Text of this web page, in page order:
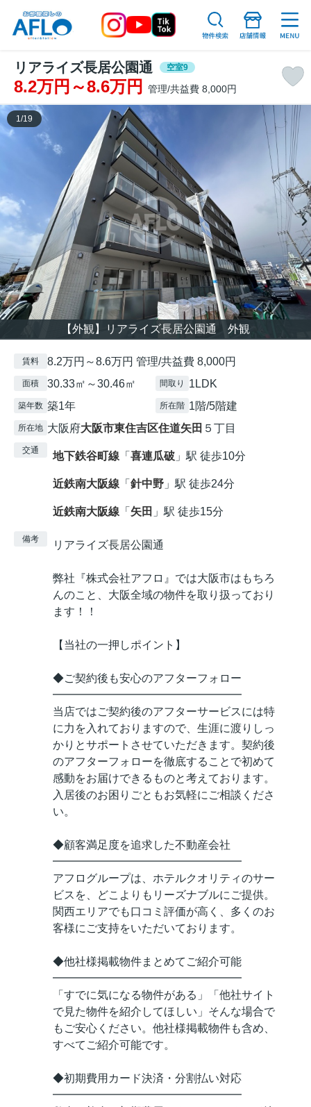
リアライズ長居公園通 空室9
8.2万円～8.6万円 管理/共益費 8,000円
【外観】リアライズ長居公園通 外観
1 /19
賃料 8.2万円～8.6万円 管理/共益費 8,000円
面積 30.33㎡～30.46㎡ 間取り 1LDK
築年数 築1年 所在階 1階/5階建
所在地 大阪府大阪市東住吉区住道矢田 ５丁目
交通 地下鉄谷町線 「 喜連瓜破 」駅 徒歩10分
近鉄南大阪線 「 針中野 」駅 徒歩24分
近鉄南大阪線 「 矢田 」駅 徒歩15分
備考 リアライズ長居公園通
弊社『株式会社アフロ』では大阪市はもちろ
んのこと、大阪全域の物件を取り扱っており
ます！！
【当社の一押しポイント】
◆ご契約後も安心のアフターフォロー
━━━━━━━━━━━━━━━━━
当店ではご契約後のアフターサービスには特
に力を入れておりますので、生涯に渡りしっ
かりとサポートさせていただきます。契約後
のアフターフォローを徹底することで初めて
感動をお届けできるものと考えております。
入居後のお困りごともお気軽にご相談くださ
い。
◆顧客満足度を追求した不動産会社
━━━━━━━━━━━━━━━━━
アフログループは、ホテルクオリティのサー
ビスを、どこよりもリーズナブルにご提供。
関西エリアでも口コミ評価が高く、多くのお
客様にご支持をいただいております。
◆他社様掲載物件まとめてご紹介可能
━━━━━━━━━━━━━━━━━
「すでに気になる物件がある」「他社サイト
で見た物件を紹介してほしい」そんな場合で
もご安心ください。他社様掲載物件も含め、
すべてご紹介可能です。
◆初期費用カード決済・分割払い対応
━━━━━━━━━━━━━━━━━